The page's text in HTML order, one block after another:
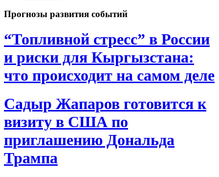
Прогнозы развития событий
“Топливной стресс” в России
и риски для Кыргызстана:
что происходит на самом деле
Садыр Жапаров готовится к
визиту в США по
приглашению Дональда
Трампа